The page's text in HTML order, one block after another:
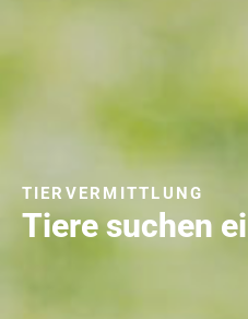
Tiere suchen
TIERVERMITTLUNG